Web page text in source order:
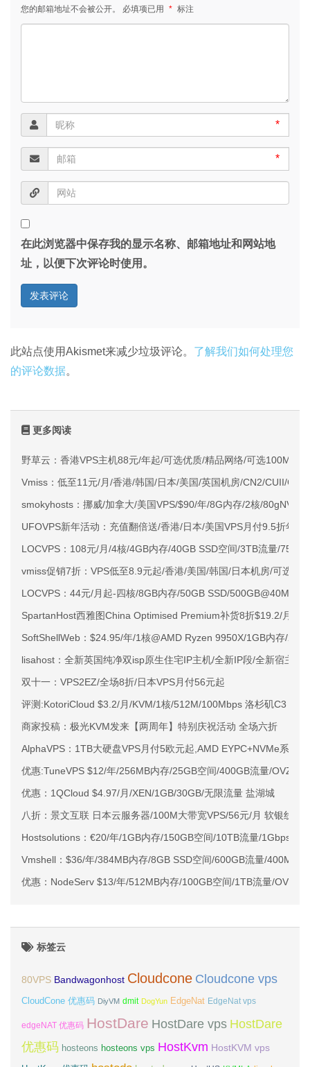
您的邮箱地址不会被公开。 必填项已用 * 标注
*
*
在此浏览器中保存我的显示名称、邮箱地址和网站地
址，以便下次评论时使用。
此站点使用Akismet来减少垃圾评论。 了解我们如何处理您
的评论数据。
更多阅读
野草云：香港VPS主机88元/年起/可选优质/精品网络/可选100M不
Vmiss：低至11元/月/香港/韩国/日本/美国/英国机房/CN2/CUII/
smokyhosts：挪威/加拿大/美国VPS/$90/年/8G内存/2核/
UFOVPS新年活动：充值翻倍送/香港/日本/美国VPS月付9.5折年
LOCVPS：108元/月/4核/4GB内存/40GB SSD空间/3TB流量/
vmiss促销7折：VPS低至8.9元起/香港/美国/韩国/日本机房/可选
LOCVPS：44元/月起-四核/8GB内存/50GB SSD/
SpartanHost西雅图China Optimised Premium补货8折$19.2/月起
SoftShellWeb：$24.95/年/1核@AMD Ryzen 9950X/1GB内存/
lisahost：全新英国纯净双isp原生住宅IP主机/全新IP段/全新宿主机
双十一：VPS2EZ/全场8折/日本VPS月付56元起
评测:KotoriCloud $3.2/月/KVM/1核/512M/100Mbps 洛杉矶C3
商家投稿：极光KVM发来【两周年】特别庆祝活动 全场六折
AlphaVPS：1TB大硬盘VPS月付5欧元起,AMD EYPC+NVMe系列
优惠:TuneVPS $12/年/256MB内存/25GB空间/400GB流量/OVZ/洛
优惠：1QCloud $4.97/月/XEN/1GB/30GB/无限流量 盐湖城
八折：景文互联 日本云服务器/100M大带宽VPS/56元/月 软银线路
Hostsolutions：€20/年/1GB内存/150GB空间/10TB流量/1Gbps端
Vmshell：$36/年/384MB内存/8GB SSD空间/600GB流量/
优惠：NodeServ $13/年/512MB内存/100GB空间/1TB流量/OVZ/杰
标签云
80VPS Bandwagonhost Cloudcone Cloudcone vps
CloudCone 优惠码 DiyVM dmit DogYun EdgeNat EdgeNat vps
edgeNAT 优惠码 HostDare HostDare vps HostDare
优惠码 hosteons hosteons vps HostKvm HostKVM vps